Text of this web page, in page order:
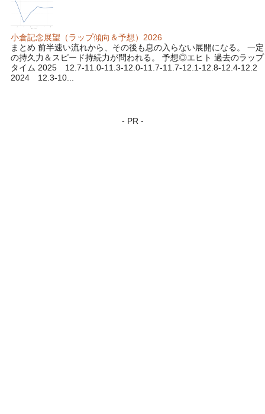
小倉記念展望（ラップ傾向＆予想）2026
まとめ 前半速い流れから、その後も息の入らない展開になる。 一定
の持久力＆スピード持続力が問われる。 予想◎エヒト 過去のラップ
タイム 2025 12.7-11.0-11.3-12.0-11.7-11.7-12.1-12.8-12.4-12.2
2024 12.3-10...
- PR -